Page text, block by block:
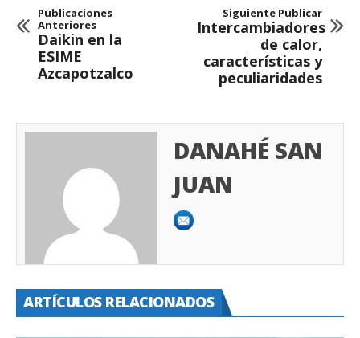
Publicaciones
Anteriores
Daikin en la
ESIME
Azcapotzalco
Siguiente Publicar
Intercambiadores
de calor,
características y
peculiaridades
DANAHÉ SAN
JUAN
ARTÍCULOS RELACIONADOS